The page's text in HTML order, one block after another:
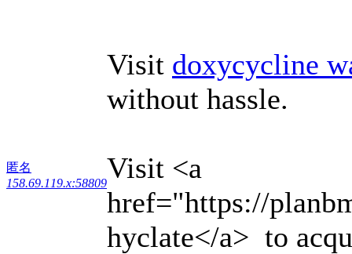
匿名
158.69.119.x:58809
Visit doxycycline
without hassle.
Visit <a
href="https://
hyclate</a> to